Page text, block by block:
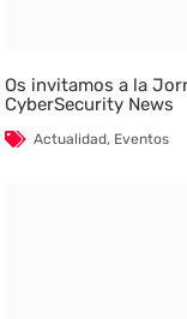
Os invitamos a la
CyberSecurity News
Actualidad, Eventos